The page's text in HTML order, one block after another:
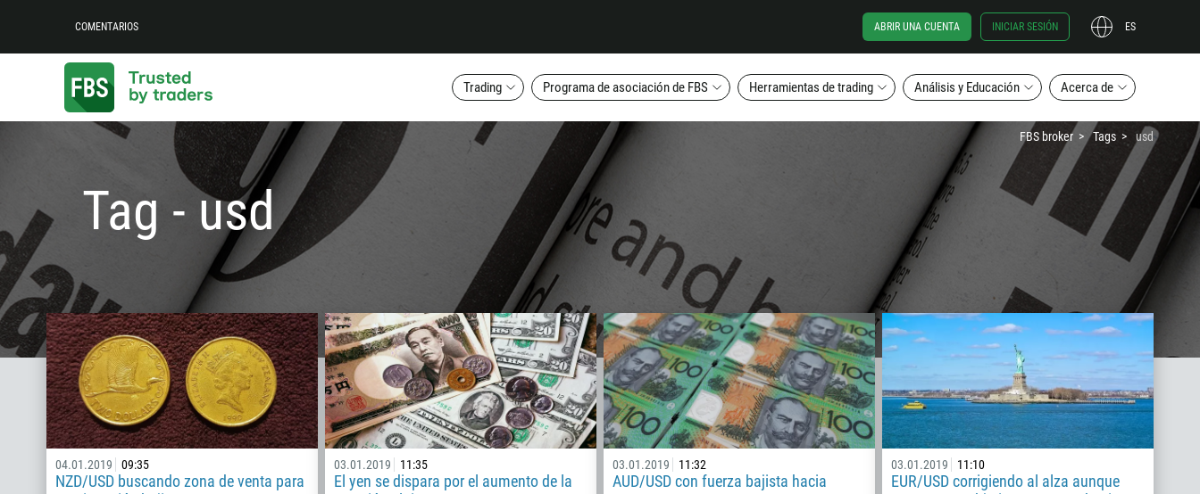
COMENTARIOS ABRIR UNA CUENTA INICIAR SESIÓN ES
Trading Programa de asociación de FBS Herramientas de trading Análisis y Educación Acerca de
FBS broker Tags usd
Tag - usd
04.01.2019 09:35
NZD/USD buscando zona de venta para
03.01.2019 11:35
El yen se dispara por el aumento de la
03.01.2019 11:32
AUD/USD con fuerza bajista hacia
03.01.2019 11:10
EUR/USD corrigiendo al alza aunque